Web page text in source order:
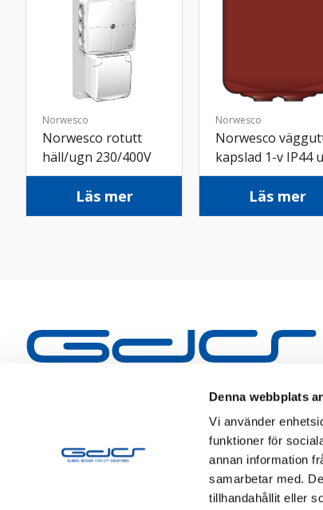
Denna webbplats
Vi använder
funktioner för
annan information
samarbetar med.
tillhandahållit eller
Norwesco
Norwesco rotutt
häll/ugn 230/400V
IP20 utv vit
Läs mer
Norwesco
Norwesco
kapslad 1-v IP44
faluröd
Läs mer